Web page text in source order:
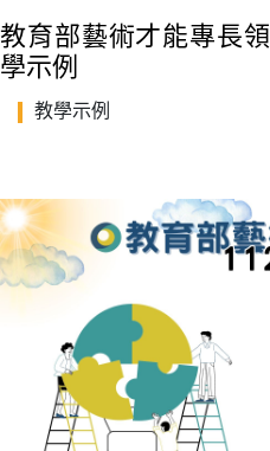
教育部藝術才能專長
學示例
教學示例